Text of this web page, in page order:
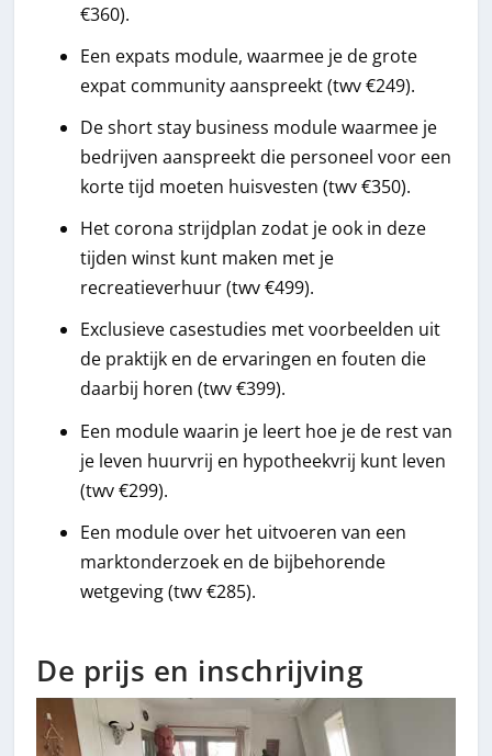
€360).
Een expats module, waarmee je de grote
expat community aanspreekt (twv €249).
De short stay business module waarmee je
bedrijven aanspreekt die personeel voor een
korte tijd moeten huisvesten (twv €350).
Het corona strijdplan zodat je ook in deze
tijden winst kunt maken met je
recreatieverhuur (twv €499).
Exclusieve casestudies met voorbeelden uit
de praktijk en de ervaringen en fouten die
daarbij horen (twv €399).
Een module waarin je leert hoe je de rest van
je leven huurvrij en hypotheekvrij kunt leven
(twv €299).
Een module over het uitvoeren van een
marktonderzoek en de bijbehorende
wetgeving (twv €285).
De prijs en inschrijving